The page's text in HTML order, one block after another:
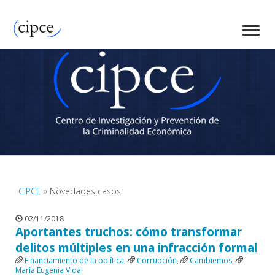
CIPCE » Novedades casos
02/11/2018
Aportantes truchos: cómo transformar
delitos múltiples en una infracción formal
Financiamiento de la política, Corrupción, Cambiemos,
María Eugenia Vidal